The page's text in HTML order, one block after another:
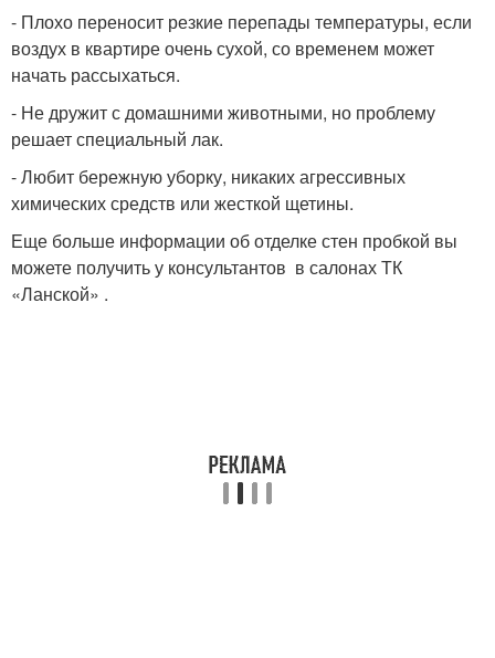
- Плохо переносит резкие перепады температуры, если
воздух в квартире очень сухой, со временем может
начать рассыхаться.
- Не дружит с домашними животными, но проблему
решает специальный лак.
- Любит бережную уборку, никаких агрессивных
химических средств или жесткой щетины.
Еще больше информации об отделке стен пробкой вы
можете получить у консультантов в салонах ТК
«Ланской» .